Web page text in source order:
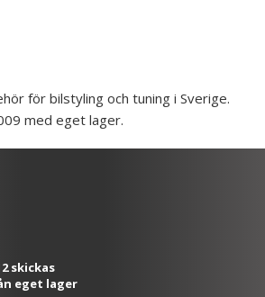
för bilstyling och tuning i Sverige.
med eget lager.
skickas
eget lager